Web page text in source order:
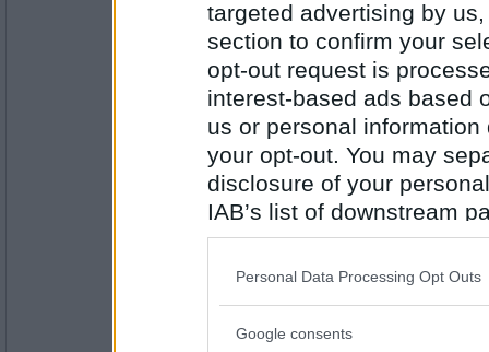
targeted advertising by
section to confirm your
opt-out request is
interest-based ads based
us or personal
your opt-out. You may
disclosure of your
IAB’s list of downstream
also be disclosed by us
Downstream Participants
Please note that this
Personal Data Processing Opt Outs
Google consents
Emil1960
Antall innlegg:
En tatovering ! Har du en hobby ?
- Ikke medlem lenger
Ganske mange.
Nå er det snart november, en
Har du noen gode tips til hva man